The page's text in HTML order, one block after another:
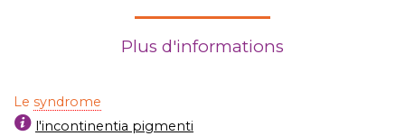
Plus d'informations
Le syndrome
l'incontinentia pigmenti